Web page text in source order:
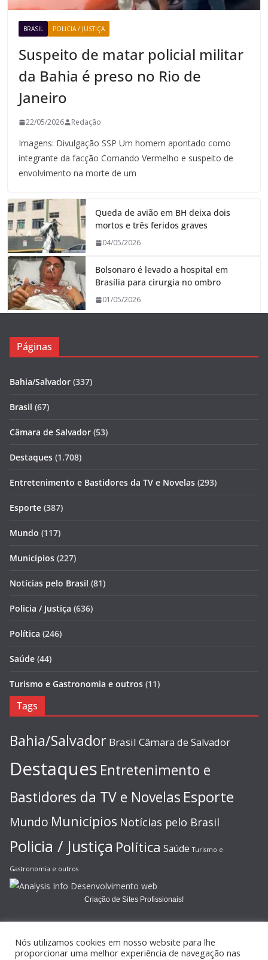
BRASIL POLICIA / JUSTIÇA
Suspeito de matar policial militar
da Bahia é preso no Rio de
Janeiro
22/05/2026 Redação
Imagens: Divulgação SSP Um homem apontado como
integrante da facção Comando Vermelho e suspeito de
envolvimento na morte de um
Queda de avião em BH deixa dois
mortos e três feridos graves
04/05/2026
Bolsonaro é levado a hospital em
Brasília para cirurgia no ombro
01/05/2026
Páginas
Bahia/Salvador (337)
Brasil (67)
Câmara de Salvador (53)
Destaques (1.708)
Entretenimento e Bastidores da TV e Novelas (293)
Esporte (387)
Mundo (117)
Municípios (227)
Notícias pelo Brasil (81)
Policia / Justiça (636)
Política (246)
Saúde (44)
Turismo e Gastronomia e outros (11)
Tags
Bahia/Salvador Brasil Câmara de Salvador
Destaques Entretenimento e
Bastidores da TV e Novelas Esporte
Mundo Municípios Notícias pelo Brasil
Policia / Justiça Política Saúde Turismo e
Gastronomia e outros
Criação de Sites Profissionais!
Nós utilizamos cookies em nosso website para lhe
proporcionar uma melhor experiência de navegação nas